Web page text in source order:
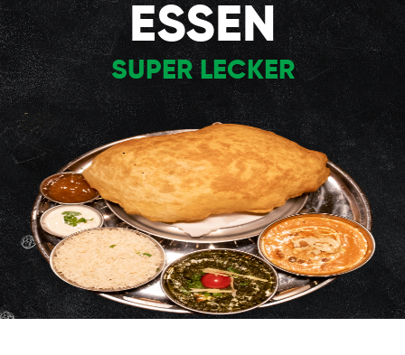
ESSEN
SUPER LECKER